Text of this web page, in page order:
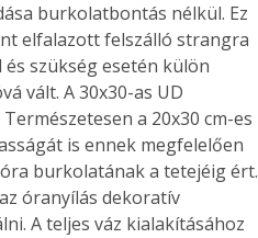
burkolatbontás nélkül. Ez
elfalazott felszálló strangra
szükség esetén külön
vált. A 30x30-as UD
a 20x30 cm-es
is ennek megfelelően
burkolatának a tetejéig ért.
óranyílás dekoratív
A teljes váz kialakításához